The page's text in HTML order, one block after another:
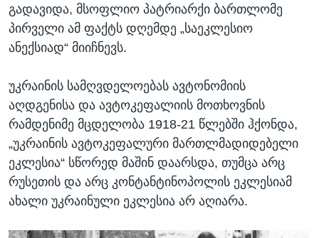
გადავიდა, მსოფლიო პატრიარქი ბართლომე
პირველი ამ ფაქტს დღემდე „საეკლესიო
ანექსიად“ მიიჩნევს.
უკრაინის სამღვდელოებას ავტონომიის
აღდგენისა და ავტოკეფალიის მოთხოვნის
რამდენიმე მცდელობა 1918-21 წლებში ჰქონდა,
„უკრაინის ავტოკეფალური მართლმადიდებელი
ეკლესია“ სწორედ მაშინ დაარსდა, თუმცა არც
რუსეთის და არც კონტანტინოპოლის ეკლესიამ
ახალი უკრაინული ეკლესია არ აღიარა.